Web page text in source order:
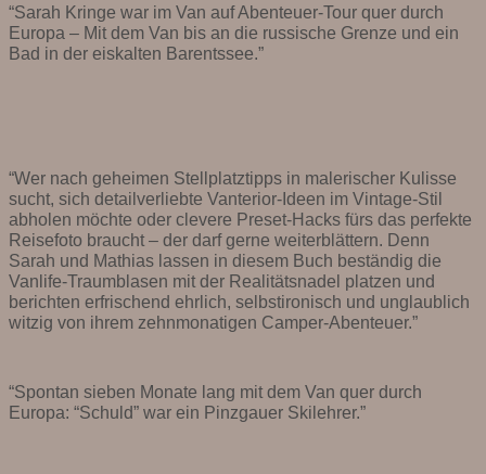
“Sarah Kringe war im Van auf Abenteuer-Tour quer durch
Europa – Mit dem Van bis an die russische Grenze und ein
Bad in der eiskalten Barentssee.”
“Wer nach geheimen Stellplatztipps in malerischer Kulisse
sucht, sich detailverliebte Vanterior-Ideen im Vintage-Stil
abholen möchte oder clevere Preset-Hacks fürs das perfekte
Reisefoto braucht – der darf gerne weiterblättern. Denn
Sarah und Mathias lassen in diesem Buch beständig die
Vanlife-Traumblasen mit der Realitätsnadel platzen und
berichten erfrischend ehrlich, selbstironisch und unglaublich
witzig von ihrem zehnmonatigen Camper-Abenteuer.”
“Spontan sieben Monate lang mit dem Van quer durch
Europa: “Schuld” war ein Pinzgauer Skilehrer.”